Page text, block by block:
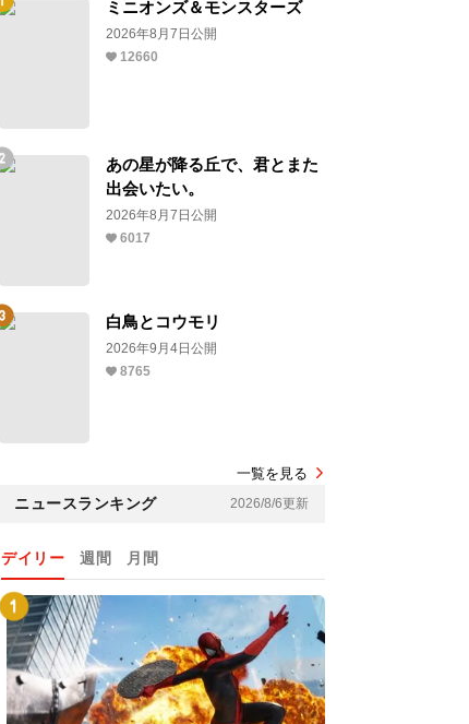
ミニオンズ＆モンスターズ
2026年8月7日公開
12660
あの星が降る丘で、君とまた
出会いたい。
2026年8月7日公開
6017
白鳥とコウモリ
2026年9月4日公開
8765
一覧を見る
ニュースランキング 2026/8/6更新
デイリー 週間 月間